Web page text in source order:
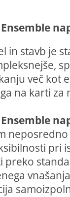
Ensemble
in stavb je
več kot
na karti za
Ensemble
neposredno
pri
preko